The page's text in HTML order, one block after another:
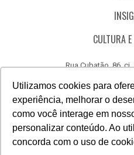
Utilizamos cookies para
experiência, melhorar o
como você interage em
personalizar conteúdo. Ao
concorda com o uso de
CULTURA
Rua Cubatão, 86,
CÓDIGO
CANAL DE